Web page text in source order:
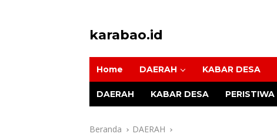
karabao.id
dan
Home DAERAH KABAR DESA
DAERAH KABAR DESA PERISTIWA
Beranda DAERAH